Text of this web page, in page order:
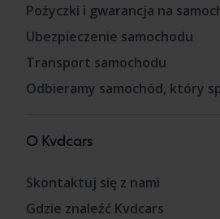
Pożyczki i gwarancja na
Ubezpieczenie samochodu
Transport samochodu
Odbieramy samochód, który
O Kvdcars
Skontaktuj się z nami
Gdzie znaleźć Kvdcars